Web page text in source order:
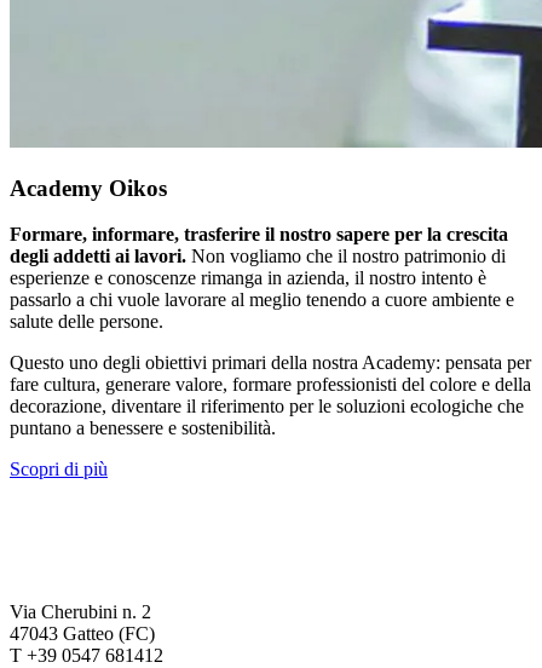
Academy Oikos
Formare, informare, trasferire il nostro sapere per la crescita
degli addetti ai lavori. Non vogliamo che il nostro patrimonio di
esperienze e conoscenze rimanga in azienda, il nostro intento è
passarlo a chi vuole lavorare al meglio tenendo a cuore ambiente e
salute delle persone.
Questo uno degli obiettivi primari della nostra Academy: pensata per
fare cultura, generare valore, formare professionisti del colore e della
decorazione, diventare il riferimento per le soluzioni ecologiche che
puntano a benessere e sostenibilità.
Scopri di più
Via Cherubini n. 2
47043 Gatteo (FC)
T +39 0547 681412